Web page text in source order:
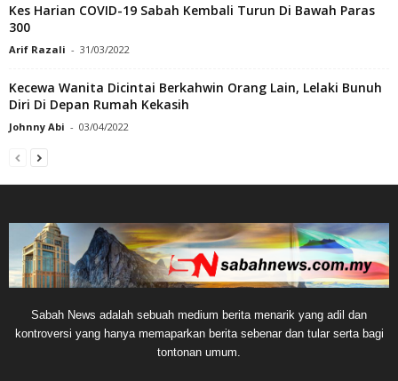
Kes Harian COVID-19 Sabah Kembali Turun Di Bawah Paras
300
Arif Razali - 31/03/2022
Kecewa Wanita Dicintai Berkahwin Orang Lain, Lelaki Bunuh
Diri Di Depan Rumah Kekasih
Johnny Abi - 03/04/2022
Sabah News adalah sebuah medium berita menarik yang adil dan
kontroversi yang hanya memaparkan berita sebenar dan tular serta bagi
tontonan umum.